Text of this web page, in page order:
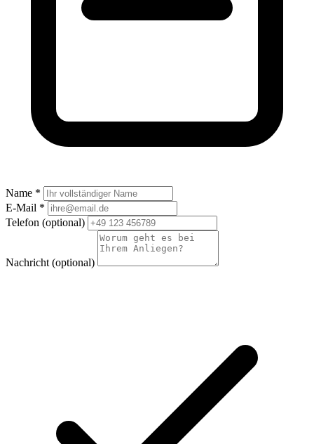
Name *
E-Mail *
Telefon (optional)
Nachricht (optional)